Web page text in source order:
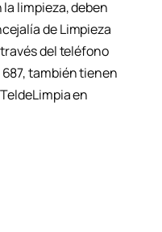
limpieza, deben
de Limpieza
del teléfono
también tienen
en